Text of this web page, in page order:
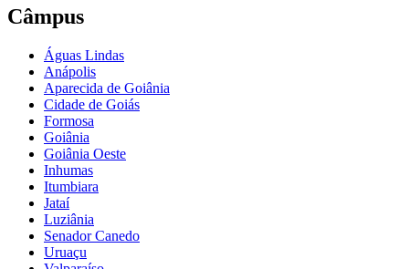
Câmpus
Águas Lindas
Anápolis
Aparecida de Goiânia
Cidade de Goiás
Formosa
Goiânia
Goiânia Oeste
Inhumas
Itumbiara
Jataí
Luziânia
Senador Canedo
Uruaçu